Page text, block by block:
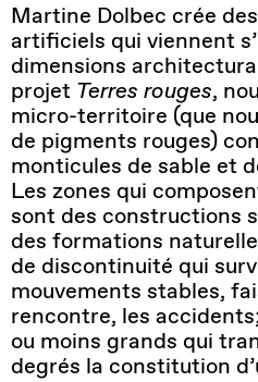
Martine Dolbec crée
artificiels qui viennent
dimensions
projet Terres rouges,
micro-territoire (que
de pigments rouges)
monticules de sable et
Les zones qui
sont des constructions
des formations
de discontinuité qui
mouvements stables,
rencontre, les
ou moins grands qui
degrés la constitution